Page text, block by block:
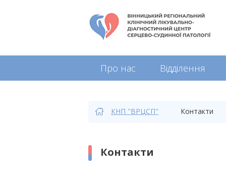
Про нас Відділення
КНП "ВРЦСП" Контакти
Контакти